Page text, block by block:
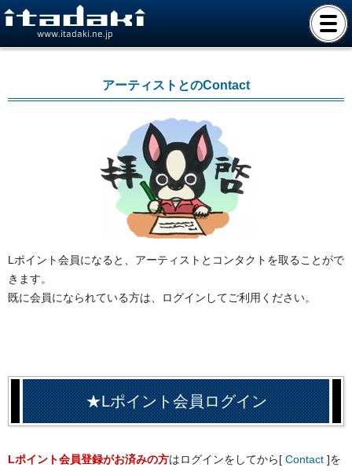
www.itadaki.ne.jp
アーティストとのContact
Lポイント会員になると、アーティストとコンタクトを取ることがで
きます。
既に会員になられている方は、ログインしてご利用ください。
★Lポイント会員ログイン
Lポイント会員登録がお済みの方はログインをしてから[ Contact ]を